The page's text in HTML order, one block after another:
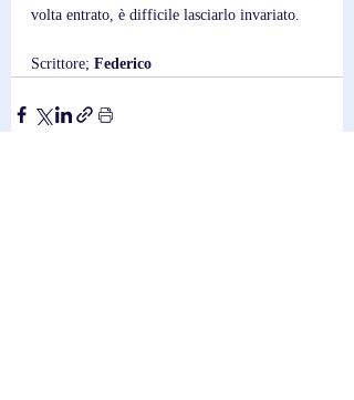
volta entrato, è difficile lasciarlo invariato.
Scrittore; Federico